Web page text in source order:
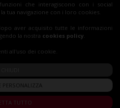
|Accessibilità Digitale
che interagiscono con i social
tua navigazione con i loro cookies.
aver acquisito tutte le informazioni
la nostra cookies policy.
all'uso dei cookie.
PERSONALIZZA
TUTTO